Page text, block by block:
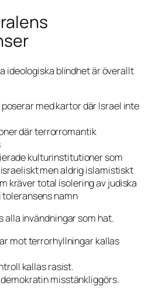
ideologiska blindhet är överallt
med kartor där Israel inte
där terrorromantik
kulturinstitutioner som
men aldrig islamistiskt
kräver total isolering av judiska
namn
invändningar som hat.
mot terrorhyllningar kallas
kallas rasist.
misstänkliggörs.